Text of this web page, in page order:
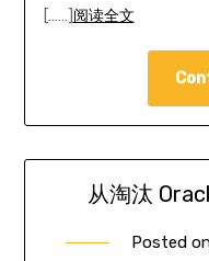
[……] 阅读全文
从淘汰
Posted